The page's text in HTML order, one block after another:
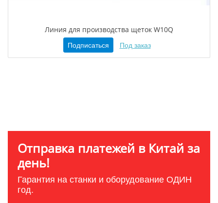
Линия для производства щеток W10Q
Подписаться Под заказ
Отправка платежей в Китай за
день!
Гарантия на станки и оборудование ОДИН
год.